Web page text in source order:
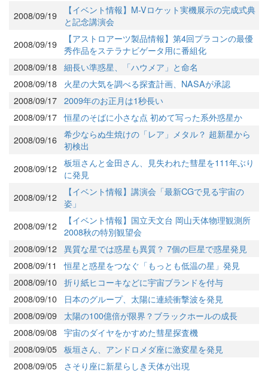
2008/09/19
【イベント情報】M-Vロケット実機展示の完成式典
と記念講演会
2008/09/19
【アストロアーツ製品情報】第4回プラコンの最優
秀作品をステラナビゲータ用に番組化
2008/09/18 細長い準惑星、「ハウメア」と命名
2008/09/18
火星の大気を調べる探査計画、NASAが承認
2008/09/17 2009年のお正月は1秒長い
2008/09/17 恒星のそばに小さな点 初めて写った系外惑星か
2008/09/16 希少ならぬ生焼けの「レア」メタル？ 超新星から
初検出
2008/09/12 板垣さんと金田さん、見失われた彗星を111年ぶり
に発見
2008/09/12
【イベント情報】講演会「最新CGで見る宇宙の
姿」
2008/09/12
【イベント情報】国立天文台 岡山天体物理観測所
2008秋の特別観望会
2008/09/12 異質な星では惑星も異質？ 7個の巨星で惑星発見
2008/09/11
恒星と惑星をつなぐ「もっとも低温の星」発見
2008/09/10 折り紙ヒコーキなどに宇宙ブランドを付与
2008/09/10
日本のグループ、太陽に連続衝撃波を発見
2008/09/09
太陽の100億倍が限界？ブラックホールの成長
2008/09/08 宇宙のダイヤをかすめた彗星探査機
2008/09/05 板垣さん、アンドロメダ座に激変星を発見
2008/09/05
さそり座に新星らしき天体が出現